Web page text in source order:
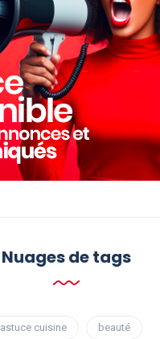
Nuages ​​de tags
astuce cuisine beauté